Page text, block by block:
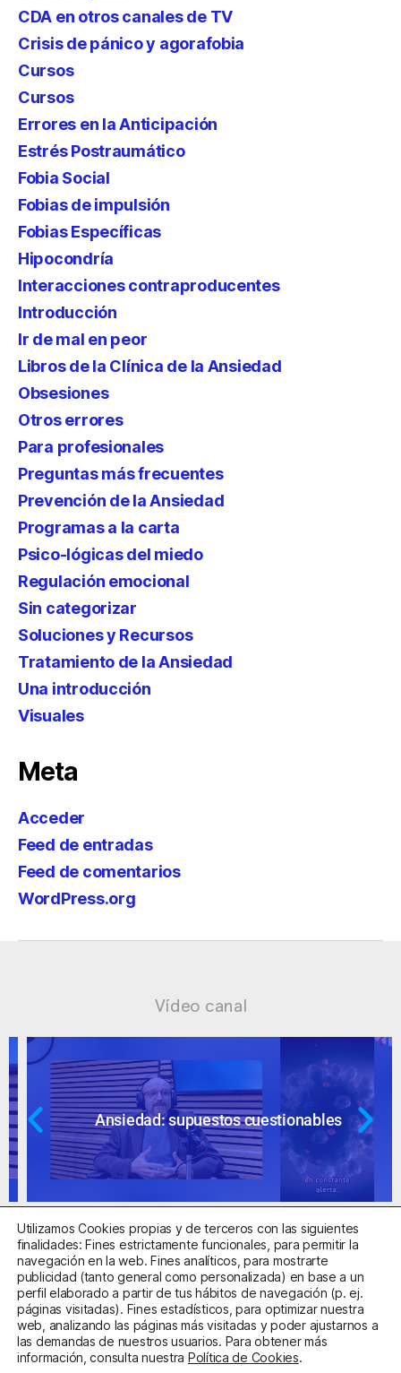
CDA en otros canales de TV
Crisis de pánico y agorafobia
Cursos
Cursos
Errores en la Anticipación
Estrés Postraumático
Fobia Social
Fobias de impulsión
Fobias Específicas
Hipocondría
Interacciones contraproducentes
Introducción
Ir de mal en peor
Libros de la Clínica de la Ansiedad
Obsesiones
Otros errores
Para profesionales
Preguntas más frecuentes
Prevención de la Ansiedad
Programas a la carta
Psico-lógicas del miedo
Regulación emocional
Sin categorizar
Soluciones y Recursos
Tratamiento de la Ansiedad
Una introducción
Visuales
Meta
Acceder
Feed de entradas
Feed de comentarios
WordPress.org
Vídeo canal
Ansiedad: supuestos cuestionables
Centro Sanitario Autorizado con el código E08737002
Aviso LegalPolítica de PrivacidadPolítica de Cookies
Utilizamos Cookies propias y de terceros con las siguientes
finalidades: Fines estrictamente funcionales, para permitir la
navegación en la web. Fines analíticos, para mostrarte
publicidad (tanto general como personalizada) en base a un
perfil elaborado a partir de tus hábitos de navegación (p. ej.
páginas visitadas). Fines estadísticos, para optimizar nuestra
web, analizando las páginas más visitadas y poder ajustarnos a
las demandas de nuestros usuarios. Para obtener más
información, consulta nuestra Política de Cookies.